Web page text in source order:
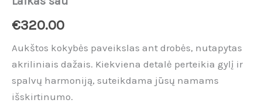
€320.00
Aukštos kokybės paveikslas ant drobės, nutapytas
akriliniais dažais. Kiekviena detalė perteikia gylį ir
spalvų harmoniją, suteikdama jūsų namams
išskirtinumo.